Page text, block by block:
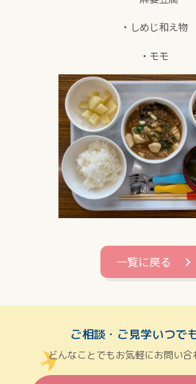
・しめじ和え物
・モモ
一覧に戻る
ご相談・ご見学いつで
どんなことでもお気軽にお問い合